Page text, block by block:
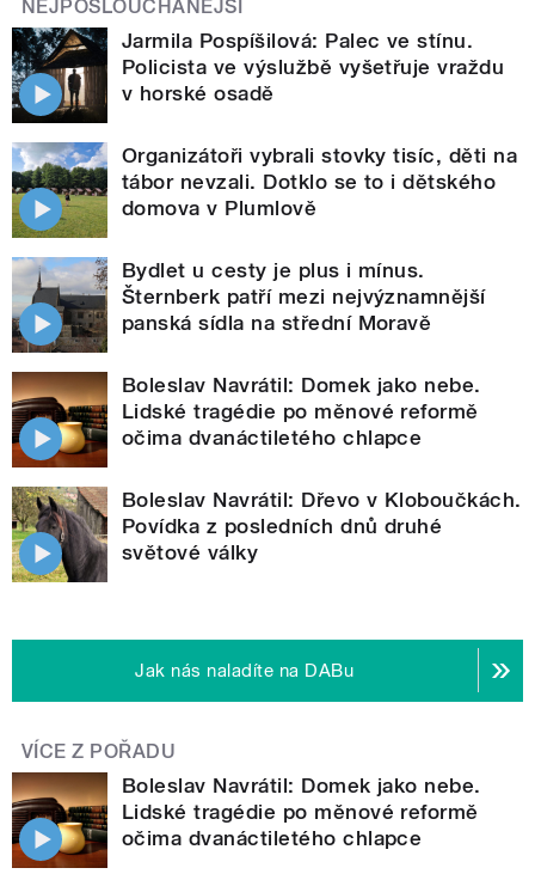
NEJPOSLOUCHANĚJŠÍ
Jarmila Pospíšilová: Palec ve stínu.
Policista ve výslužbě vyšetřuje vraždu
v horské osadě
Organizátoři vybrali stovky tisíc, děti na
tábor nevzali. Dotklo se to i dětského
domova v Plumlově
Bydlet u cesty je plus i mínus.
Šternberk patří mezi nejvýznamnější
panská sídla na střední Moravě
Boleslav Navrátil: Domek jako nebe.
Lidské tragédie po měnové reformě
očima dvanáctiletého chlapce
Boleslav Navrátil: Dřevo v Kloboučkách.
Povídka z posledních dnů druhé
světové války
Jak nás naladíte na DABu
VÍCE Z POŘADU
Boleslav Navrátil: Domek jako nebe.
Lidské tragédie po měnové reformě
očima dvanáctiletého chlapce